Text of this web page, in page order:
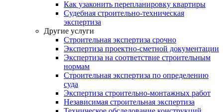
Как узаконить перепланировку квартиры
Судебная строительно-техническая
экспертиза
Другие услуги
Строительная экспертиза срочно
Экспертиза проектно-сметной документации
Экспертиза на соответствие строительным
нормам
Строительная экспертиза по определению
суда
Экспертиза строительно-монтажных работ
Независимая строительная экспертиза